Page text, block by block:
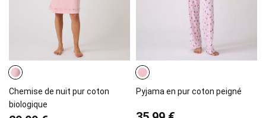
Chemise de nuit pur coton
biologique
Pyjama en pur coton peigné